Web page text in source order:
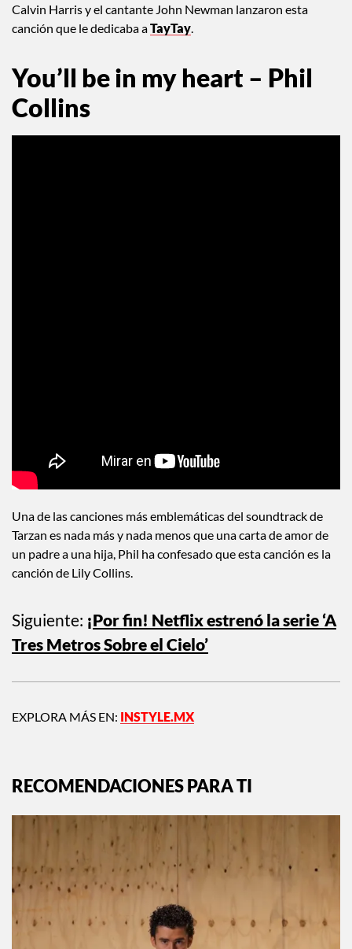
Calvin Harris y el cantante John Newman lanzaron esta
canción que le dedicaba aTayTay.
You’ll be in my heart – Phil
Collins
Una de las canciones más emblemáticas del soundtrack de
Tarzan es nada más y nada menos que una carta de amor de
un padre a una hija, Phil ha confesado que esta canción es la
canción de Lily Collins.
Siguiente: ¡Por fin! Netflix estrenó la serie ‘A
Tres Metros Sobre el Cielo’
EXPLORA MÁS EN: INSTYLE.MX
RECOMENDACIONES PARA TI